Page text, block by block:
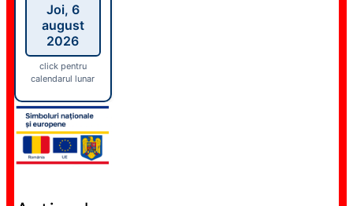
Joi, 6
august
2026
click pentru
calendarul lunar